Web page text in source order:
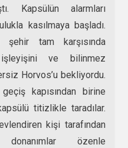
Kapsülün alarmları
kasılmaya başladı.
şehir tam karşısında
ve bilinmez
Horvos’u bekliyordu.
kapısından birine
titizlikle taradılar.
kişi tarafından
özenle